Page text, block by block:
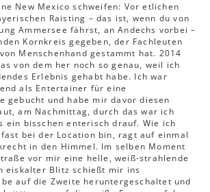
New Mexico schweifen: Vor etlichen
Raisting – das ist, wenn du von
Ammersee fährst, an Andechs vorbei –
Kornkreis gegeben, der Fachleuten
Menschenhand gestammt hat. 2014
von dem her noch so genau, weil ich
Erlebnis gehabt habe. Ich war
als Entertainer für eine
gebucht und habe mir davor diesen
am Nachmittag, durch das war ich
ein bisschen enterisch drauf. Wie ich
bei der Location bin, ragt auf einmal
in den Himmel. Im selben Moment
vor mir eine helle, weiß-strahlende
eiskalter Blitz schießt mir ins
auf die Zweite heruntergeschaltet und